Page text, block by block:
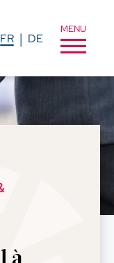
FR DE
MENU
à